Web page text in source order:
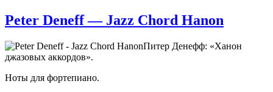
Peter Deneff — Jazz Chord Hanon
Питер Денефф: «Ханон
джазовых аккордов».
Ноты для фортепиано.